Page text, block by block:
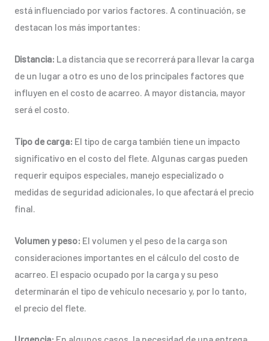
está influenciado por varios factores. A continuación, se
destacan los más importantes:
Distancia: La distancia que se recorrerá para llevar la carga
de un lugar a otro es uno de los principales factores que
influyen en el costo de acarreo. A mayor distancia, mayor
será el costo.
Tipo de carga: El tipo de carga también tiene un impacto
significativo en el costo del flete. Algunas cargas pueden
requerir equipos especiales, manejo especializado o
medidas de seguridad adicionales, lo que afectará el precio
final.
Volumen y peso: El volumen y el peso de la carga son
consideraciones importantes en el cálculo del costo de
acarreo. El espacio ocupado por la carga y su peso
determinarán el tipo de vehículo necesario y, por lo tanto,
el precio del flete.